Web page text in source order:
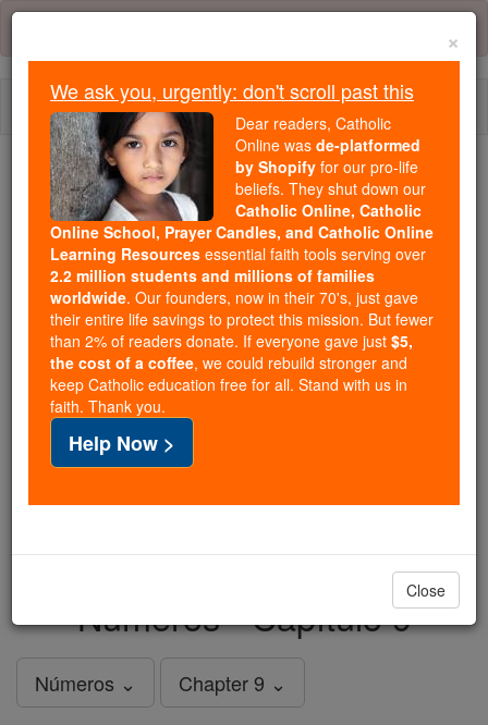
Skip
content
We ask you, urgently: don't scroll past this
Dear readers, Catholic Online
wasde-platformed by Shopify
for our pro-life beliefs. They
shut down ourCatholic
Online, Catholic Online School, Prayer Candles, and
Catholic Online Learning Resourcesessential faith
tools serving over2.2 million students and millions of
families worldwide. Our founders, now in their 70's,
just gave their entire life savings to protect this mission.
But fewer than 2% of readers donate. If everyone gave
just$5, the cost of a coffee, we could rebuild stronger
in faith. Thank you.DONATE TODAY >
Números - Capítulo 9
Números ⌄ Chapter 9 ⌄
×
We ask you, urgently: don't scroll past this
Dear readers, Catholic
Online was de-platformed
by Shopify for our pro-life
beliefs. They shut down our
Catholic Online, Catholic
Online School, Prayer Candles, and Catholic Online
Learning Resources essential faith tools serving over
2.2 million students and millions of families
worldwide. Our founders, now in their 70's, just gave
their entire life savings to protect this mission. But fewer
than 2% of readers donate. If everyone gave just $5,
the cost of a coffee, we could rebuild stronger and
keep Catholic education free for all. Stand with us in
faith. Thank you.
Help Now >
Close